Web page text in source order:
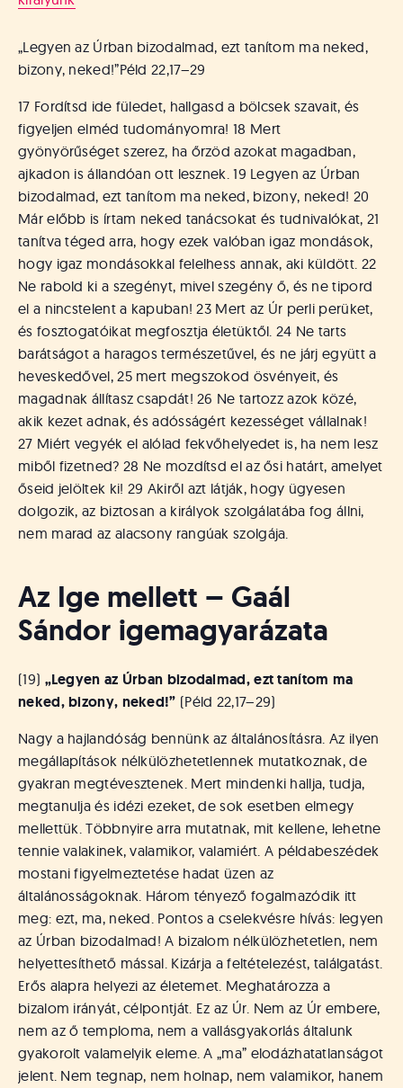
„Legyen az Úrban bizodalmad, ezt tanítom ma neked,
bizony, neked!”Péld 22,17–29
17 Fordítsd ide füledet, hallgasd a bölcsek szavait, és
figyeljen elméd tudományomra! 18 Mert
gyönyörűséget szerez, ha őrzöd azokat magadban,
ajkadon is állandóan ott lesznek. 19 Legyen az Úrban
bizodalmad, ezt tanítom ma neked, bizony, neked! 20
Már előbb is írtam neked tanácsokat és tudnivalókat, 21
tanítva téged arra, hogy ezek valóban igaz mondások,
hogy igaz mondásokkal felelhess annak, aki küldött. 22
Ne rabold ki a szegényt, mivel szegény ő, és ne tipord
el a nincstelent a kapuban! 23 Mert az Úr perli perüket,
és fosztogatóikat megfosztja életüktől. 24 Ne tarts
barátságot a haragos természetűvel, és ne járj együtt a
heveskedővel, 25 mert megszokod ösvényeit, és
magadnak állítasz csapdát! 26 Ne tartozz azok közé,
akik kezet adnak, és adósságért kezességet vállalnak!
27 Miért vegyék el alólad fekvőhelyedet is, ha nem lesz
miből fizetned? 28 Ne mozdítsd el az ősi határt, amelyet
őseid jelöltek ki! 29 Akiről azt látják, hogy ügyesen
dolgozik, az biztosan a királyok szolgálatába fog állni,
nem marad az alacsony rangúak szolgája.
Az Ige mellett – Gaál
Sándor igemagyarázata
(19) „Legyen az Úrban bizodalmad, ezt tanítom ma
neked, bizony, neked!” (Péld 22,17–29)
Nagy a hajlandóság bennünk az általánosításra. Az ilyen
megállapítások nélkülözhetetlennek mutatkoznak, de
gyakran megtévesztenek. Mert mindenki hallja, tudja,
megtanulja és idézi ezeket, de sok esetben elmegy
mellettük. Többnyire arra mutatnak, mit kellene, lehetne
tennie valakinek, valamikor, valamiért. A példabeszédek
mostani figyelmeztetése hadat üzen az
általánosságoknak. Három tényező fogalmazódik itt
meg: ezt, ma, neked. Pontos a cselekvésre hívás: legyen
az Úrban bizodalmad! A bizalom nélkülözhetetlen, nem
helyettesíthető mással. Kizárja a feltételezést, találgatást.
Erős alapra helyezi az életemet. Meghatározza a
bizalom irányát, célpontját. Ez az Úr. Nem az Úr embere,
nem az ő temploma, nem a vallásgyakorlás általunk
gyakorolt valamelyik eleme. A „ma” elodázhatatlanságot
jelent. Nem tegnap, nem holnap, nem valamikor, hanem